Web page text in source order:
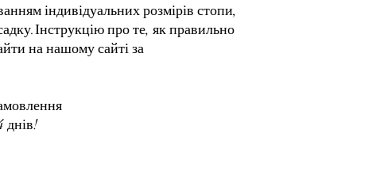
індивідуальних розмірів стопи,
про те, як правильно
на нашому сайті за
днів!